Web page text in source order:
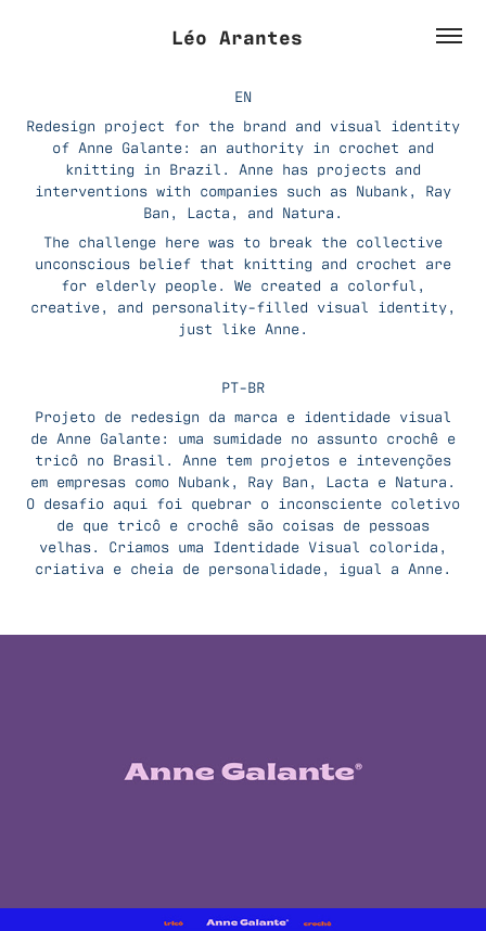
Léo Arantes
EN
Redesign project for the brand and visual identity
of Anne Galante: an authority in crochet and
knitting in Brazil. Anne has projects and
interventions with companies such as Nubank, Ray
Ban, Lacta, and Natura.
The challenge here was to break the collective
unconscious belief that knitting and crochet are
for elderly people. We created a colorful,
creative, and personality-filled visual identity,
just like Anne.
PT-BR
Projeto de redesign da marca e identidade visual
de Anne Galante: uma sumidade no assunto crochê e
tricô no Brasil. Anne tem projetos e intevenções
em empresas como Nubank, Ray Ban, Lacta e Natura.
O desafio aqui foi quebrar o inconsciente coletivo
de que tricô e crochê são coisas de pessoas
velhas. Criamos uma Identidade Visual colorida,
criativa e cheia de personalidade, igual a Anne.